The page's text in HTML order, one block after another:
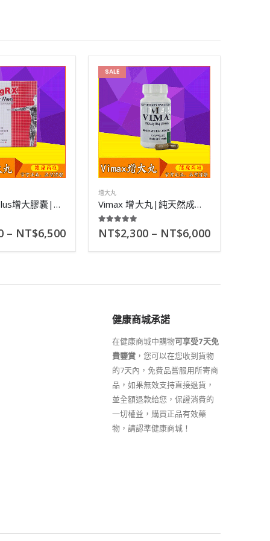
美國vigrx plus增大膠囊|陰莖全方面永久增長|無副作用|60顆
– NT$6,500
SALE
增大丸
Vimax 增大丸|純天然成分無害|實現陰莖二次增長|30粒
out of 5
NT$2,300– NT$6,000
健康商城承諾
在健康商城中購物可享受7天免
費鑒賞 ，您可以在您收到貨物
的7天內，免費品嘗服用所寄商
品，如果無效支持直接退貨，
並全額退款給您，保證消費的
一切權益，購買正品有效藥
物，請認準健康商城！